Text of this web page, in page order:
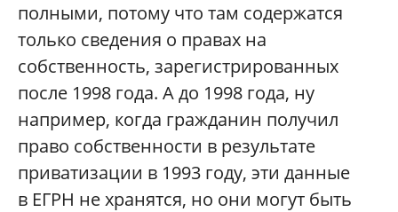
полными, потому что там содержатся
только сведения о правах на
собственность, зарегистрированных
после 1998 года. А до 1998 года, ну
например, когда гражданин получил
право собственности в результате
приватизации в 1993 году, эти данные
в ЕГРН не хранятся, но они могут быть